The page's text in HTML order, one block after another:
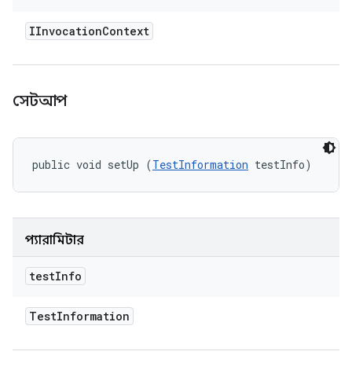
IInvocationContext
সেটআপ
public void setUp (TestInformation testInfo)
প্যারামিটার
testInfo
TestInformation